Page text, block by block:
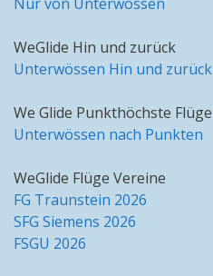
Nur von Unterwössen
WeGlide Hin und zurück
Unterwössen Hin und zurück
We Glide Punkthöchste Flüge
Unterwössen nach Punkten
WeGlide Flüge Vereine
FG Traunstein 2026
SFG Siemens 2026
FSGU 2026